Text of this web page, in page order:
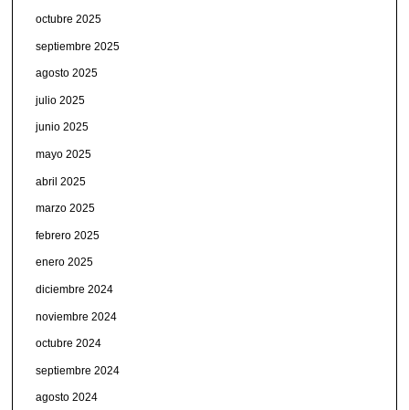
octubre 2025
septiembre 2025
agosto 2025
julio 2025
junio 2025
mayo 2025
abril 2025
marzo 2025
febrero 2025
enero 2025
diciembre 2024
noviembre 2024
octubre 2024
septiembre 2024
agosto 2024